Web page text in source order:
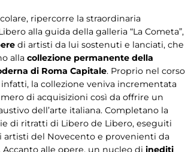
ripercorre la straordinaria
alla guida della galleria “La Cometa”,
di artisti da lui sostenuti e lanciati, che
alla collezione permanente della
di Roma Capitale. Proprio nel corso
la collezione veniva incrementata
di acquisizioni così da offrire un
dell’arte italiana. Completano la
di ritratti di Libero de Libero, eseguiti
del Novecento e provenienti da
Accanto alle opere, un nucleo di inediti